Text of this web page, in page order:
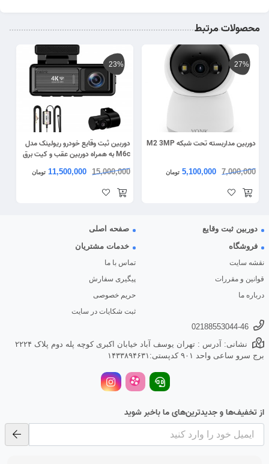
محصولات مرتبط
27%
دوربین مداربسته تحت شبکه M2 3MP
7,000,000
5,100,000 تومان
23%
دوربین ثبت وقایع خودرو ریولینک مدل
M6c به همراه دوربین عقب و کیت برق
مستقیم
15,000,000
11,500,000 تومان
دوربین ثبت وقایع
صفحه اصلی
فروشگاه
نقشه سایت
قوانین و مقررات
درباره ما
خدمات مشتریان
تماس با ما
پیگیری سفارش
حریم خصوصی
ثبت شکایات در سایت
02188553044-46
نشانی: آدرس : تهران یوسف آباد خیابان اکبری کوچه پله دوم پلاک ۲۲۲۴
برج سرو ساعی واحد ۹۰۱ کدپستی:۱۴۳۳۸۹۴۶۳۱
از تخفیف‌ها و جدیدترین‌های ما باخبر شوید